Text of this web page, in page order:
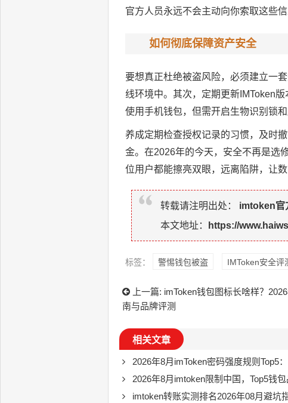
官方人员永远不会主动向你索取这些信
如何彻底保障资产安全
要想真正杜绝被盗风险，必须建立一
线环境中。其次，定期更新IMToken
使用手机钱包，但需开启生物识别锁和
养成定期检查授权记录的习惯，及时
金。在2026年的今天，安全不再是选
位用户都能擦亮双眼，远离陷阱，让
转载请注明出处： imtoken官
本文地址：
https://
标签： 警惕钱包被盗 IMToken安全评
上一篇: imToken钱包图标长啥样？
南与品牌评测
相关文章
2026年8月imToken密码强度规则Top5：哪条
2026年8月imtoken限制中国，Top5钱
imtoken转账实测排名2026年08月避坑